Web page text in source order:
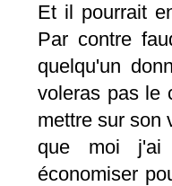
Et il pourrait
Par contre
quelqu'un
voleras pas le
mettre sur son
que moi j'ai
économiser